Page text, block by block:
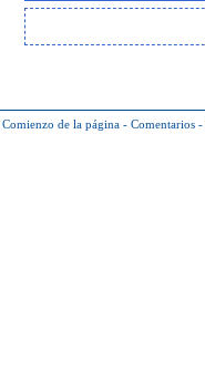
Comienzo de la página - Comentarios -